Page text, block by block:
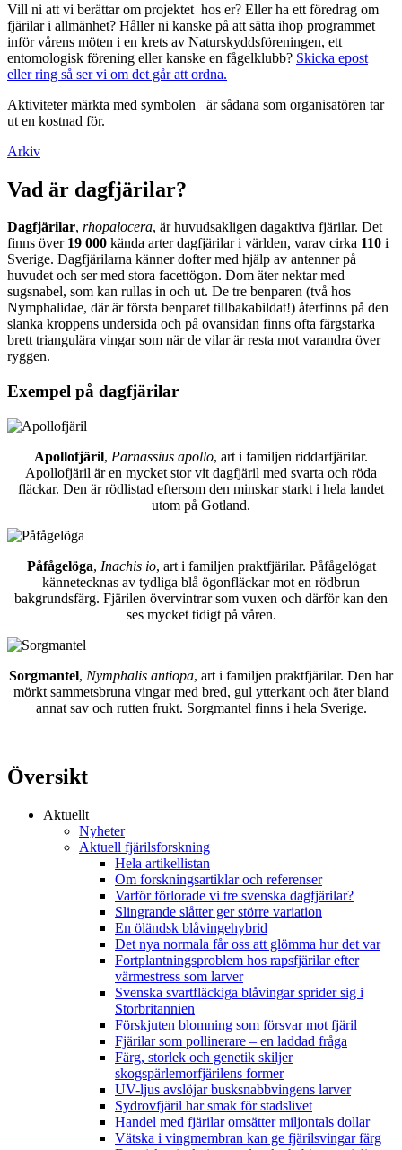
Vill ni att vi berättar om projektet hos er? Eller ha ett föredrag om
fjärilar i allmänhet? Håller ni kanske på att sätta ihop programmet
inför vårens möten i en krets av Naturskyddsföreningen, ett
entomologisk förening eller kanske en fågelklubb? Skicka epost
eller ring så ser vi om det går att ordna.
Aktiviteter märkta med symbolen
är sådana som organisatören tar
ut en kostnad för.
Arkiv
Vad är dagfjärilar?
Dagfjärilar, rhopalocera, är huvudsakligen dagaktiva fjärilar. Det
finns över 19 000 kända arter dagfjärilar i världen, varav cirka 110 i
Sverige. Dagfjärilarna känner dofter med hjälp av antenner på
huvudet och ser med stora facettögon. Dom äter nektar med
sugsnabel, som kan rullas in och ut. De tre benparen (två hos
Nymphalidae, där är första benparet tillbakabildat!) återfinns på den
slanka kroppens undersida och på ovansidan finns ofta färgstarka
brett triangulära vingar som när de vilar är resta mot varandra över
ryggen.
Exempel på dagfjärilar
Apollofjäril, Parnassius apollo, art i familjen riddarfjärilar.
Apollofjäril är en mycket stor vit dagfjäril med svarta och röda
fläckar. Den är rödlistad eftersom den minskar starkt i hela landet
utom på Gotland.
Påfågelöga, Inachis io, art i familjen praktfjärilar. Påfågelögat
kännetecknas av tydliga blå ögonfläckar mot en rödbrun
bakgrundsfärg. Fjärilen övervintrar som vuxen och därför kan den
ses mycket tidigt på våren.
Sorgmantel, Nymphalis antiopa, art i familjen praktfjärilar. Den har
mörkt sammetsbruna vingar med bred, gul ytterkant och äter bland
annat sav och rutten frukt. Sorgmantel finns i hela Sverige.
Översikt
Aktuellt
Nyheter
Aktuell fjärilsforskning
Hela artikellistan
Om forskningsartiklar och referenser
Varför förlorade vi tre svenska dagfjärilar?
Slingrande slåtter ger större variation
En öländsk blåvingehybrid
Det nya normala får oss att glömma hur det var
Fortplantningsproblem hos rapsfjärilar efter
värmestress som larver
Svenska svartfläckiga blåvingar sprider sig i
Storbritannien
Förskjuten blomning som försvar mot fjäril
Fjärilar som pollinerare – en laddad fråga
Färg, storlek och genetik skiljer
skogspärlemorfjärilens former
UV-ljus avslöjar busksnabbvingens larver
Sydrovfjäril har smak för stadslivet
Handel med fjärilar omsätter miljontals dollar
Vätska i vingmembran kan ge fjärilsvingar färg